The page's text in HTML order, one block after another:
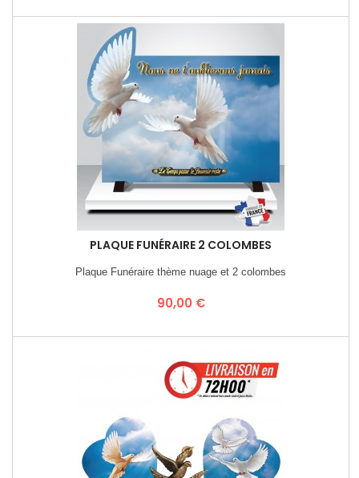
PLAQUE FUNÉRAIRE 2 COLOMBES
Plaque Funéraire thème nuage et 2 colombes
Prix
90,00 €